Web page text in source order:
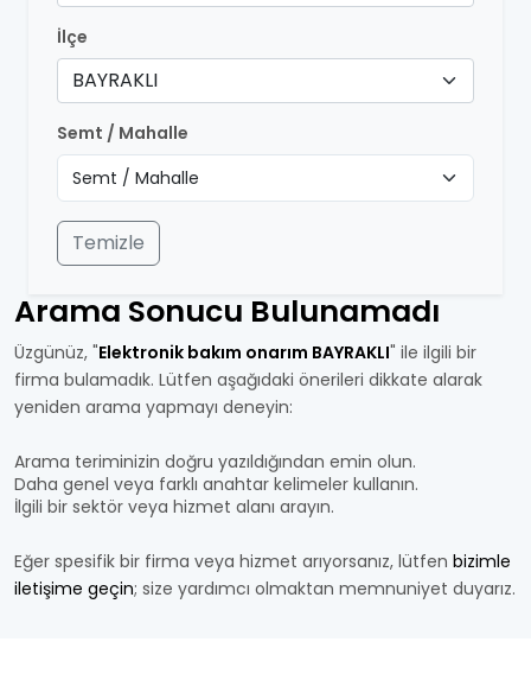
İlçe
BAYRAKLI
Semt / Mahalle
Temizle
Arama Sonucu Bulunamadı
Üzgünüz, "Elektronik bakım onarım BAYRAKLI" ile ilgili bir
firma bulamadık. Lütfen aşağıdaki önerileri dikkate alarak
yeniden arama yapmayı deneyin:
Arama teriminizin doğru yazıldığından emin olun.
Daha genel veya farklı anahtar kelimeler kullanın.
İlgili bir sektör veya hizmet alanı arayın.
Eğer spesifik bir firma veya hizmet arıyorsanız, lütfen bizimle
iletişime geçin; size yardımcı olmaktan memnuniyet duyarız.